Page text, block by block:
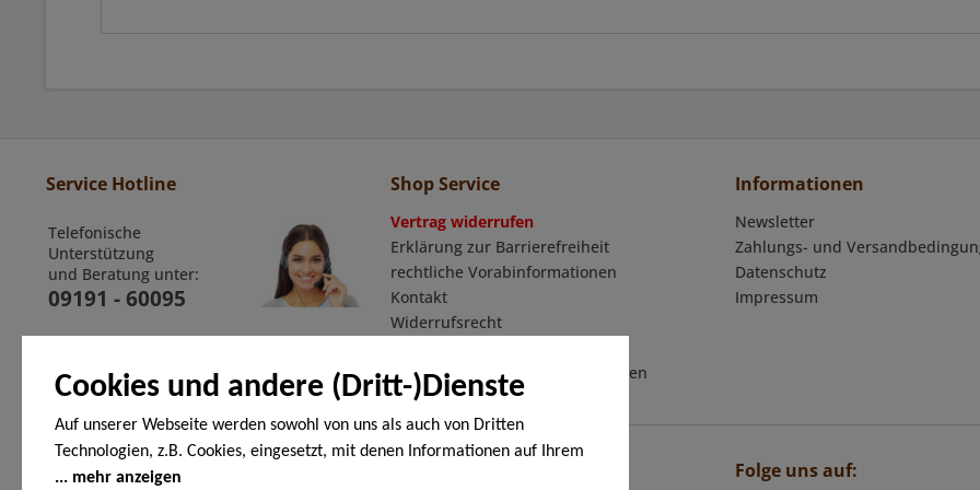
Cookies und andere (Dritt-)Dienste
Auf unserer Webseite werden sowohl von uns als auch von Dritten
Technologien, z.B. Cookies, eingesetzt, mit denen Informationen auf Ihrem
Endgerät gespeichert und/oder von Ihrem Endgerät abgerufen werden. Bei
mehr anzeigen
Service Hotline
Telefonische
Unterstützung
und Beratung unter:
09191 - 60095
Shop Service
Vertrag widerrufen
Erklärung zur Barrierefreiheit
rechtliche Vorabinformationen
Kontakt
Widerrufsrecht
Allgemeine Geschäftsbedingungen
Informationen
Newsletter
Zahlungs- und
Datenschutz
Impressum
Zahlungsarten Folge uns auf: